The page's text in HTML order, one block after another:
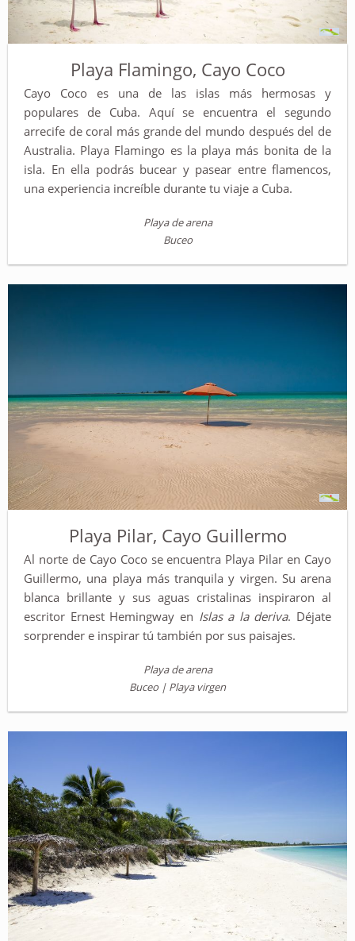
Playa Flamingo, Cayo Coco
Cayo Coco es una de las islas más hermosas y
populares de Cuba. Aquí se encuentra el segundo
arrecife de coral más grande del mundo después del de
Australia. Playa Flamingo es la playa más bonita de la
isla. En ella podrás bucear y pasear entre flamencos,
una experiencia increíble durante tu viaje a Cuba.
Playa de arena
Buceo
Playa Pilar, Cayo Guillermo
Al norte de Cayo Coco se encuentra Playa Pilar en Cayo
Guillermo, una playa más tranquila y virgen. Su arena
blanca brillante y sus aguas cristalinas inspiraron al
escritor Ernest Hemingway en Islas a la deriva. Déjate
sorprender e inspirar tú también por sus paisajes.
Playa de arena
Buceo | Playa virgen